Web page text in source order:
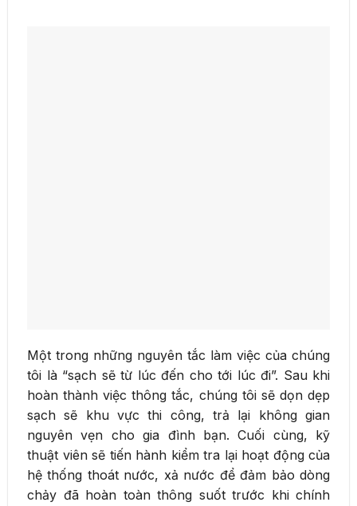
Một trong những nguyên tắc làm việc của chúng
tôi là “sạch sẽ từ lúc đến cho tới lúc đi”. Sau khi
hoàn thành việc thông tắc, chúng tôi sẽ dọn dẹp
sạch sẽ khu vực thi công, trả lại không gian
nguyên vẹn cho gia đình bạn. Cuối cùng, kỹ
thuật viên sẽ tiến hành kiểm tra lại hoạt động của
hệ thống thoát nước, xả nước để đảm bảo dòng
chảy đã hoàn toàn thông suốt trước khi chính